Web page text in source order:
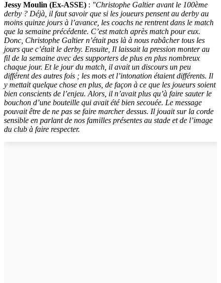
Jessy Moulin (Ex-ASSE) : "Christophe Galtier avant le 100ème
derby ? Déjà, il faut savoir que si les joueurs pensent au derby au
moins quinze jours à l’avance, les coachs ne rentrent dans le match
que la semaine précédente. C’est match après match pour eux.
Donc, Christophe Galtier n’était pas là à nous rabâcher tous les
jours que c’était le derby. Ensuite, Il laissait la pression monter au
fil de la semaine avec des supporters de plus en plus nombreux
chaque jour. Et le jour du match, il avait un discours un peu
différent des autres fois ; les mots et l’intonation étaient différents. Il
y mettait quelque chose en plus, de façon à ce que les joueurs soient
bien conscients de l’enjeu. Alors, il n’avait plus qu’à faire sauter le
bouchon d’une bouteille qui avait été bien secouée. Le message
pouvait être de ne pas se faire marcher dessus. Il jouait sur la corde
sensible en parlant de nos familles présentes au stade et de l’image
du club à faire respecter.